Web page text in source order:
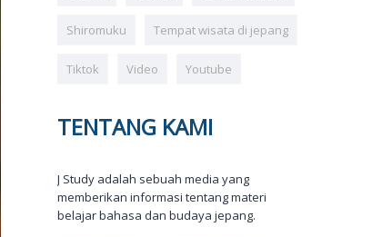
Shiromuku Tempat wisata di jepang
Tiktok Video Youtube
TENTANG KAMI
J Study adalah sebuah media yang
memberikan informasi tentang materi
belajar bahasa dan budaya jepang.